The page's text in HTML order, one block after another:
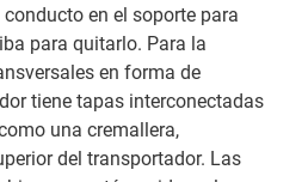
en el soporte para
para quitarlo. Para la
en forma de
tiene tapas interconectadas
una cremallera,
del transportador. Las